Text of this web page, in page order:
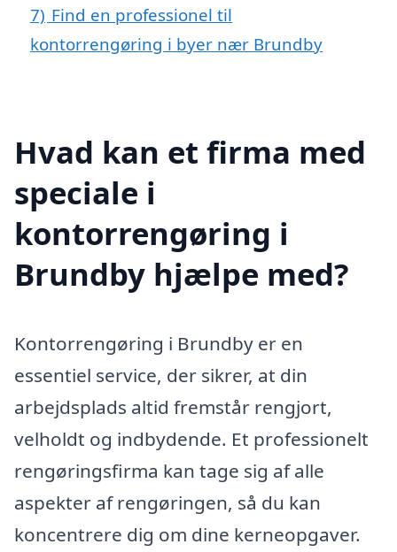
7) Find en professionel til
kontorrengøring i byer nær Brundby
Hvad kan et firma med
speciale i
kontorrengøring i
Brundby hjælpe med?
Kontorrengøring i Brundby er en
essentiel service, der sikrer, at din
arbejdsplads altid fremstår rengjort,
velholdt og indbydende. Et professionelt
rengøringsfirma kan tage sig af alle
aspekter af rengøringen, så du kan
koncentrere dig om dine kerneopgaver.